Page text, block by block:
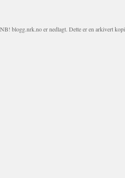
NB! blogg.nrk.no er nedlagt. Dette er en arkivert kopi